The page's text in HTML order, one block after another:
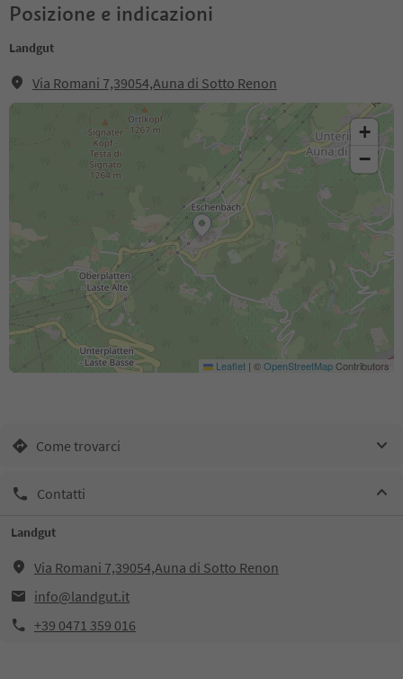
Posizione e indicazioni
Landgut
Via Romani 7,39054,Auna di Sotto Renon
+
−
Leaflet | ©OpenStreetMapContributors
Come trovarci
Contatti
Landgut
Via Romani 7,39054,Auna di Sotto Renon
info@landgut.it
+39 0471 359 016